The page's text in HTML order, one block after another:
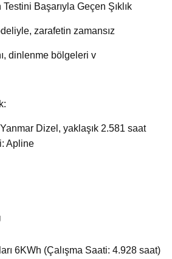
Başarıyla Geçen Şıklık
zarafetin zamansız
dinlenme bölgeleri v
Dizel, yaklaşık 2.581 saat
Apline
6KWh (Çalışma Saati: 4.928 saat)